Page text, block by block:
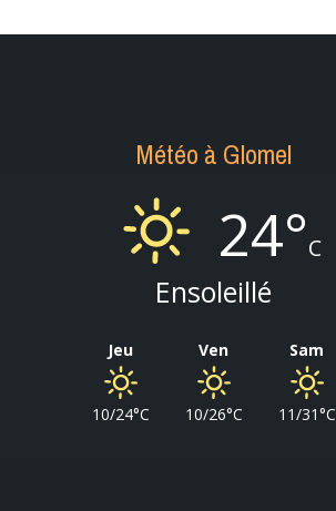
Météo à Glomel
24°C
Ensoleillé
Jeu
10/24°C
Ven
10/26°C
Sam
11/31°C